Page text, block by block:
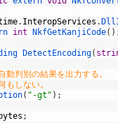
. InteropServices .
int NkfGetKanjiCode( )
DetectEncoding(
判別の結果を出力する。
しない。
( "-gt" ) ;
bytes ;